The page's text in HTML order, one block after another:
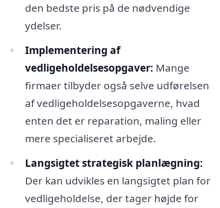
den bedste pris på de nødvendige
ydelser.
Implementering af
vedligeholdelsesopgaver: Mange
firmaer tilbyder også selve udførelsen
af vedligeholdelsesopgaverne, hvad
enten det er reparation, maling eller
mere specialiseret arbejde.
Langsigtet strategisk planlægning:
Der kan udvikles en langsigtet plan for
vedligeholdelse, der tager højde for